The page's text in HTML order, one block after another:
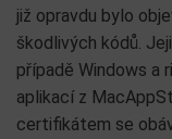
již opravdu bylo
škodlivých kódů.
případě Windows a
aplikací z
certifikátem se